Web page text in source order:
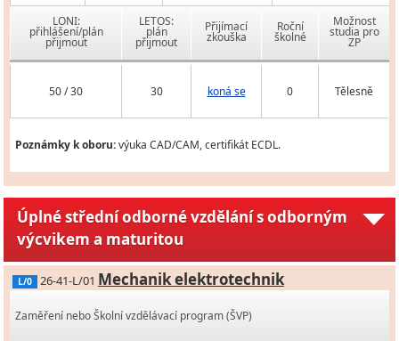
LONI:
přihlášení/plán
přijmout
LETOS:
plán
přijmout
Přijímací
zkouška
Roční
školné
Možnost
studia pro
ZP
50 / 30 30 koná se 0 Tělesně
Poznámky k oboru:výuka CAD/CAM, certifikát ECDL.
Úplné střední odborné vzdělání s odborným
výcvikem a maturitou
L/0 26-41-L/01 Mechanik elektrotechnik
Zaměření nebo Školní vzdělávací program (ŠVP)